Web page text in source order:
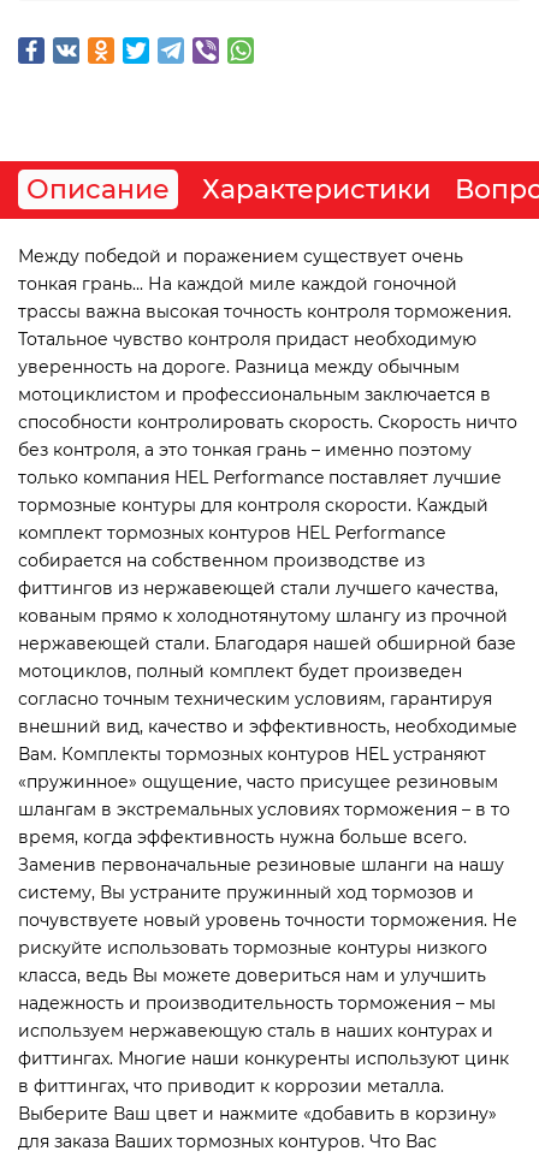
Описание Характеристики
Между победой и поражением существует очень
тонкая грань... На каждой миле каждой гоночной
трассы важна высокая точность контроля торможения.
Тотальное чувство контроля придаст необходимую
уверенность на дороге. Разница между обычным
мотоциклистом и профессиональным заключается в
способности контролировать скорость. Скорость ничто
без контроля, а это тонкая грань – именно поэтому
только компания HEL Performance поставляет лучшие
тормозные контуры для контроля скорости. Каждый
комплект тормозных контуров HEL Performance
собирается на собственном производстве из
фиттингов из нержавеющей стали лучшего качества,
кованым прямо к холоднотянутому шлангу из прочной
нержавеющей стали. Благодаря нашей обширной базе
мотоциклов, полный комплект будет произведен
согласно точным техническим условиям, гарантируя
внешний вид, качество и эффективность, необходимые
Вам. Комплекты тормозных контуров HEL устраняют
«пружинное» ощущение, часто присущее резиновым
шлангам в экстремальных условиях торможения – в то
время, когда эффективность нужна больше всего.
Заменив первоначальные резиновые шланги на нашу
систему, Вы устраните пружинный ход тормозов и
почувствуете новый уровень точности торможения. Не
рискуйте использовать тормозные контуры низкого
класса, ведь Вы можете довериться нам и улучшить
надежность и производительность торможения – мы
используем нержавеющую сталь в наших контурах и
фиттингах. Многие наши конкуренты используют цинк
в фиттингах, что приводит к коррозии металла.
Выберите Ваш цвет и нажмите «добавить в корзину»
для заказа Ваших тормозных контуров. Что Вас